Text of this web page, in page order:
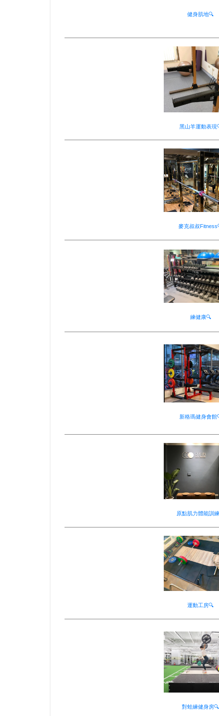
健身肌地🔍
黑山羊運動表現
麥克叔叔
練健康🔍
新格瑪健身會館
原點肌力體能訓
運動工房🔍
對蛙練健身房🔍